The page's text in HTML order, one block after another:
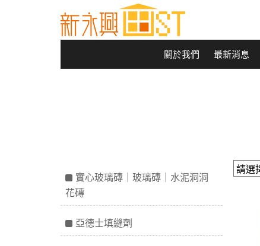
關於我們 最新消息
實心玻璃磚｜玻璃磚｜水泥洞洞
花磚
亞德士填縫劑